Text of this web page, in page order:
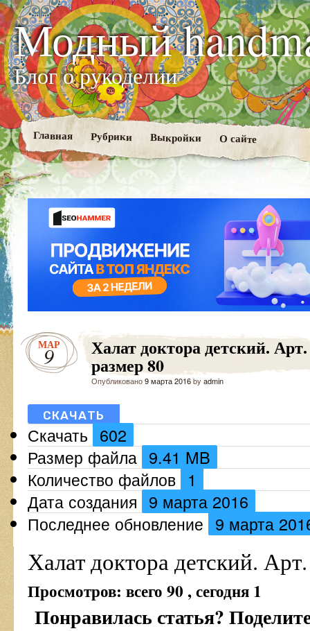
Модный
Блог о рукоделии
Главная Рубрики Выкройки О сайте
МАР
9 Халат доктора детский.
размер 80
Опубликовано9 марта 2016by admin
СКАЧАТЬ
Скачать 602
Размер файла 9.41 MB
Количество файлов 1
Дата создания 9 марта 2016
Последнее обновление 9 марта
Халат доктора детский.
Просмотров: всего 90 , сегодня 1
Понравилась статья?